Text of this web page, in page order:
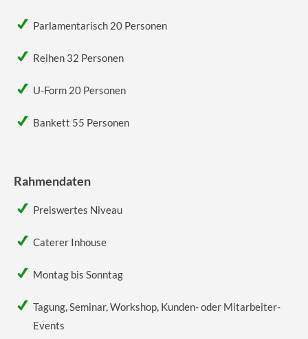
Parlamentarisch 20 Personen
Reihen 32 Personen
U-Form 20 Personen
Bankett 55 Personen
Rahmendaten
Preiswertes Niveau
Caterer Inhouse
Montag bis Sonntag
Tagung, Seminar, Workshop, Kunden- oder Mitarbeiter-
Events